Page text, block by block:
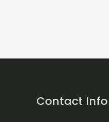
Contact Info